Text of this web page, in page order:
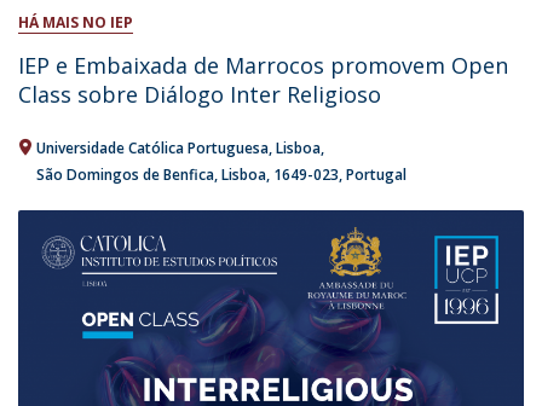
HÁ MAIS NO IEP
IEP e Embaixada de Marrocos promovem Open
Class sobre Diálogo Inter Religioso
Universidade Católica Portuguesa Lisboa
São Domingos de Benfica, Lisboa 1649-023 Portugal